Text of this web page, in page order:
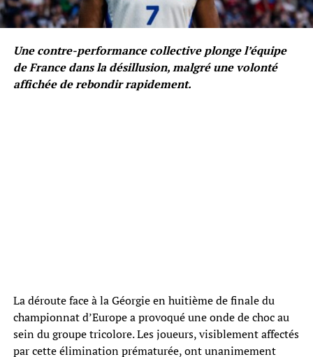
Une contre-performance collective plonge l’équipe
de France dans la désillusion, malgré une volonté
affichée de rebondir rapidement.
La déroute face à la Géorgie en huitième de finale du
championnat d’Europe a provoqué une onde de choc au
sein du groupe tricolore. Les joueurs, visiblement affectés
par cette élimination prématurée, ont unanimement